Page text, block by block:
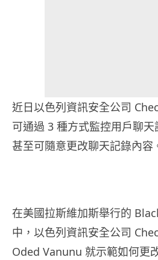
近日以色列資訊安全公司
可通過 3 種方式監控用戶聊
甚至可隨意更改聊天記錄內容
在美國拉斯維加斯舉行的
中，以色列資訊安全公司
Oded Vanunu 就示範如何更